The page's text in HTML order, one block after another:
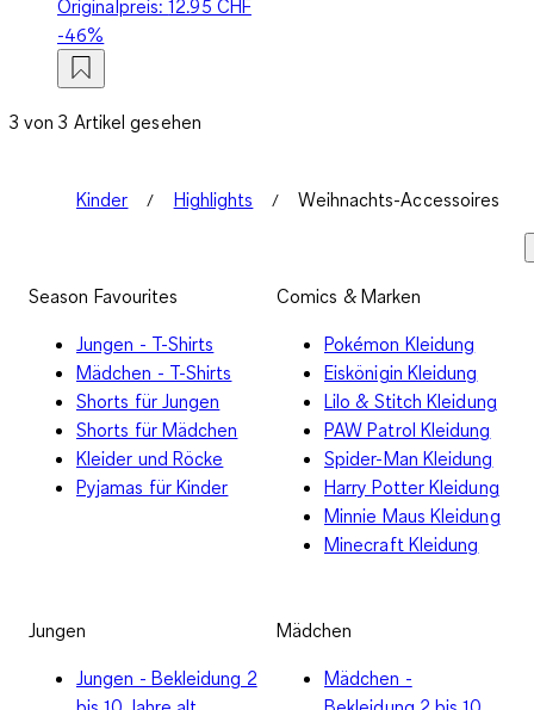
Originalpreis:12.95 CHF
-46%
3 von 3 Artikel gesehen
Kinder Highlights Weihnachts-Accessoires
Season Favourites
Jungen - T-Shirts
Mädchen - T-Shirts
Shorts für Jungen
Shorts für Mädchen
Kleider und Röcke
Pyjamas für Kinder
Comics & Marken
Pokémon Kleidung
Eiskönigin Kleidung
Lilo & Stitch Kleidung
PAW Patrol Kleidung
Spider-Man Kleidung
Harry Potter Kleidung
Minnie Maus Kleidung
Minecraft Kleidung
Jungen
Jungen - Bekleidung 2
Mädchen
Mädchen -